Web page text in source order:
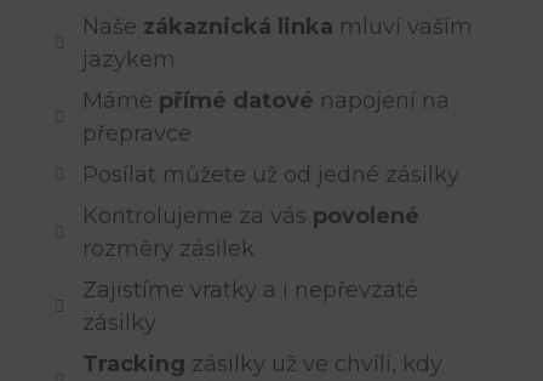
Naše zákaznická linka mluví vaším
jazykem
Máme přímé datové napojení na
přepravce
Posílat můžete už od jedné zásilky
Kontrolujeme za vás povolené
rozměry zásilek
Zajistíme vratky a i nepřevzaté
zásilky
Tracking zásilky už ve chvíli, kdy